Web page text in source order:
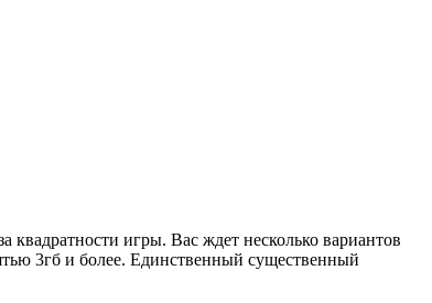
игры. Вас ждет несколько вариантов
3гб и более. Единственный существенный